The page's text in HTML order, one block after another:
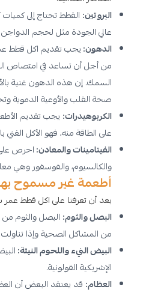
البروتين: القطط تحتاج إلى
عالي الجودة مثل لحجم الدواجن
الدهون:يجب تقديم اكل قطط
صحة القلب والأوعية الدموية
الكربوهيدرات: يجب تقديم
على الطاقة منه، فهو الأكل الغني
الفيتامينات والمعادن:
والكالسيوم، والفوسفور وهي
أطعمة غير مسموح
بعد أن تعرفنا على اكل قطط
البصل والثوم: البصل والثوم
من المشاكل الصحية وإذا
البيض النيء واللحوم النيئة:
الإشريكية القولونية.
العظام: قد يعتقد البعض أن